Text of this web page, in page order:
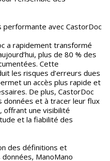
performante avec CastorDoc
a rapidement transformé
plus de 80 % des
Cette
les risques d’erreurs dues
un accès plus rapide et
De plus, CastorDoc
données et à tracer leur flux
une visibilité
et la fiabilité des
des définitions et
ManoMano